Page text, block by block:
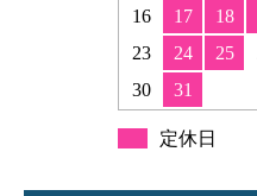
16
17 18
23
24 25
30
31
定休日